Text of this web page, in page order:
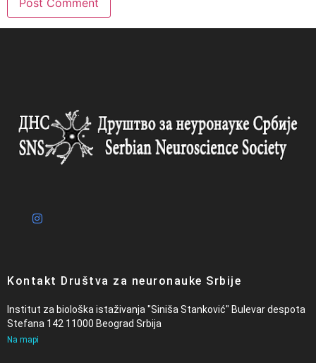
Kontakt Društva za neuronauke Srbije
Institut za biološka istaživanja "Siniša Stanković" Bulevar despota
Stefana 142 11000 Beograd Srbija
Na mapi